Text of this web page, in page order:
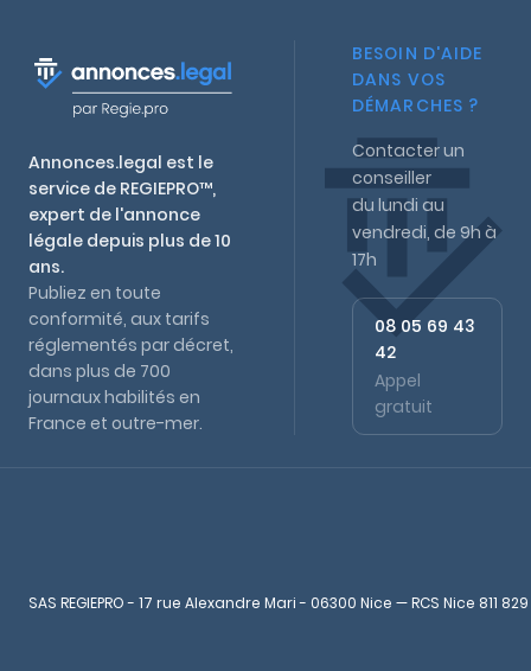
Annonces.legal est le
service de REGIEPRO™,
expert de l'annonce
légale depuis plus de 10
ans.
Publiez en toute
conformité, aux tarifs
réglementés par décret,
dans plus de 700
journaux habilités en
France et outre-mer.
BESOIN D'AIDE
DANS VOS
DÉMARCHES ?
Contacter un
conseiller
du lundi au
vendredi, de 9h à
17h
08 05 69 43
42
Appel
gratuit
SAS REGIEPRO - 17 rue Alexandre Mari - 06300 Nice — RCS Nice 811